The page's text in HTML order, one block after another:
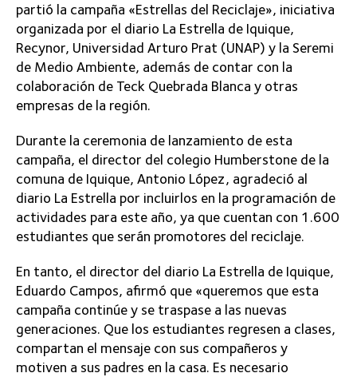
partió la campaña «Estrellas del Reciclaje», iniciativa
organizada por el diario La Estrella de Iquique,
Recynor, Universidad Arturo Prat (UNAP) y la Seremi
de Medio Ambiente, además de contar con la
colaboración de Teck Quebrada Blanca y otras
empresas de la región.
Durante la ceremonia de lanzamiento de esta
campaña, el director del colegio Humberstone de la
comuna de Iquique, Antonio López, agradeció al
diario La Estrella por incluirlos en la programación de
actividades para este año, ya que cuentan con 1.600
estudiantes que serán promotores del reciclaje.
En tanto, el director del diario La Estrella de Iquique,
Eduardo Campos, afirmó que «queremos que esta
campaña continúe y se traspase a las nuevas
generaciones. Que los estudiantes regresen a clases,
compartan el mensaje con sus compañeros y
motiven a sus padres en la casa. Es necesario